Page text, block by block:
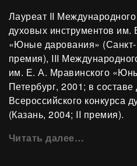
Лауреат II
духовых инструментов им.
«Юные дарования» (Санкт-
премия), III
им. Е. А. Мравинского
Петербург, 2001; в составе
Всероссийского конкурса
(Казань, 2004; II премия).
Читать далее…